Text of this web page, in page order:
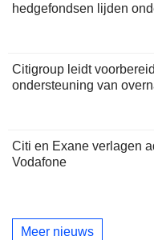
hedgefondsen lijden
Citigroup leidt
ondersteuning van
Citi en Exane verlagen
Vodafone
Meer nieuws